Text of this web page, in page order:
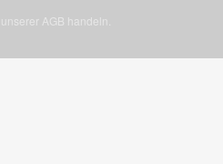
AGB handeln.